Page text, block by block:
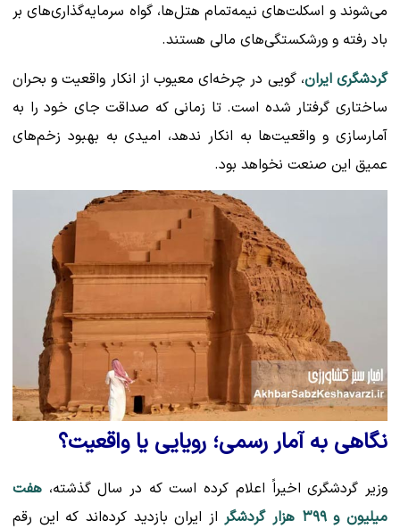
می‌شوند و اسکلت‌های نیمه‌تمام هتل‌ها، گواه سرمایه‌گذاری‌های بر
باد رفته و ورشکستگی‌های مالی هستند.
گردشگری ایران، گویی در چرخه‌ای معیوب از انکار واقعیت و بحران
ساختاری گرفتار شده است. تا زمانی که صداقت جای خود را به
آمارسازی و واقعیت‌ها به انکار ندهد، امیدی به بهبود زخم‌های
عمیق این صنعت نخواهد بود.
نگاهی به آمار رسمی؛ رویایی یا واقعیت؟
وزیر گردشگری اخیراً اعلام کرده است که در سال گذشته، هفت
میلیون و ۳۹۹ هزار گردشگر
از ایران بازدید کرده‌اند که این رقم